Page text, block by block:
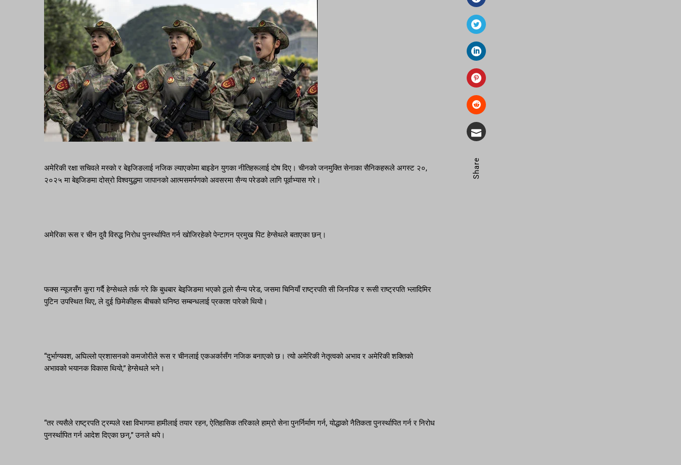
Share
अमेरिकी रक्षा सचिवले मस्को र बेइजिङलाई नजिक ल्याएकोमा बाइडेन युगका नीतिहरूलाई दोष दिए। चीनको जनमुक्ति सेनाका सैनिकहरूले अगस्ट २०,
२०२५ मा बेइजिङमा दोस्रो विश्वयुद्धमा जापानको आत्मसमर्पणको अवसरमा सैन्य परेडको लागि पूर्वाभ्यास गरे।
अमेरिका रूस र चीन दुवै विरुद्ध निरोध पुनर्स्थापित गर्न खोजिरहेको पेन्टागन प्रमुख पिट हेग्सेथले बताएका छन्।
फक्स न्यूजसँग कुरा गर्दै हेग्सेथले तर्क गरे कि बुधबार बेइजिङमा भएको ठूलो सैन्य परेड, जसमा चिनियाँ राष्ट्रपति सी जिनपिङ र रूसी राष्ट्रपति भ्लादिमिर
पुटिन उपस्थित थिए, ले दुई छिमेकीहरू बीचको घनिष्ठ सम्बन्धलाई प्रकाश पारेको थियो।
“दुर्भाग्यवश, अघिल्लो प्रशासनको कमजोरीले रूस र चीनलाई एकअर्कासँग नजिक बनाएको छ। त्यो अमेरिकी नेतृत्वको अभाव र अमेरिकी शक्तिको
अभावको भयानक विकास थियो,” हेग्सेथले भने।
“तर त्यसैले राष्ट्रपति ट्रम्पले रक्षा विभागमा हामीलाई तयार रहन, ऐतिहासिक तरिकाले हाम्रो सेना पुनर्निर्माण गर्न, योद्धाको नैतिकता पुनर्स्थापित गर्न र निरोध
पुनर्स्थापित गर्न आदेश दिएका छन्,” उनले थपे।